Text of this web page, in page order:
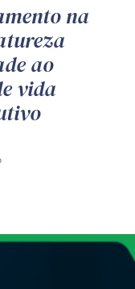
na
ao
vida